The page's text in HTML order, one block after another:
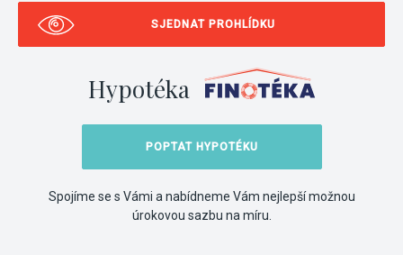
SJEDNAT PROHLÍDKU
Hypotéka
POPTAT HYPOTÉKU
Spojíme se s Vámi a nabídneme Vám nejlepší možnou
úrokovou sazbu na míru.